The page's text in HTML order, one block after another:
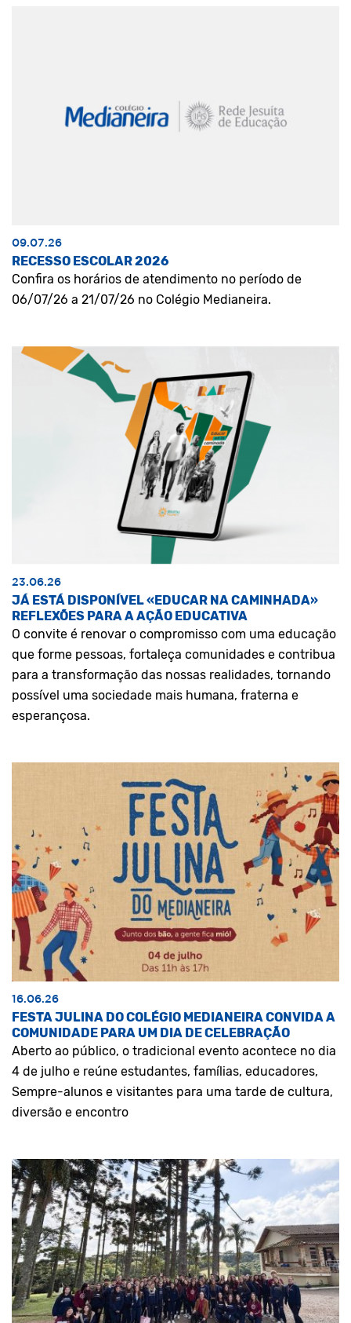
09.07.26
RECESSO ESCOLAR 2026
Confira os horários de atendimento no período de
06/07/26 a 21/07/26 no Colégio Medianeira.
23.06.26
JÁ ESTÁ DISPONÍVEL «EDUCAR NA CAMINHADA»
REFLEXÕES PARA A AÇÃO EDUCATIVA
O convite é renovar o compromisso com uma educação
que forme pessoas, fortaleça comunidades e contribua
para a transformação das nossas realidades, tornando
possível uma sociedade mais humana, fraterna e
esperançosa.
16.06.26
FESTA JULINA DO COLÉGIO MEDIANEIRA CONVIDA A
COMUNIDADE PARA UM DIA DE CELEBRAÇÃO
Aberto ao público, o tradicional evento acontece no dia
4 de julho e reúne estudantes, famílias, educadores,
Sempre-alunos e visitantes para uma tarde de cultura,
diversão e encontro